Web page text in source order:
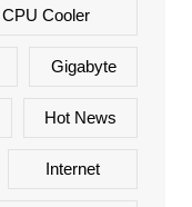
CPU Cooler
Gigabyte
Hot News
Internet